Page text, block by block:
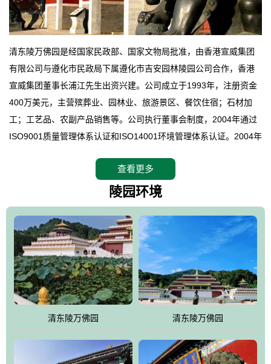
清东陵万佛园是经国家民政部、国家文物局批准，由香港宣威集团
有限公司与遵化市民政局下属遵化市吉安园林陵园公司合作，香港
宣威集团董事长浦江先生出资兴建。公司成立于1993年，注册资金
400万美元，主营殡葬业、园林业、旅游景区、餐饮住宿；石材加
工；工艺品、农副产品销售等。公司执行董事会制度，2004年通过
ISO9001质量管理体系认证和ISO14001环境管理体系认证。2004年
拥有4A级旅游区头衔的花园式陵园，园内建有四星级酒店一座。
万佛园位于遵化市境内，座落在世界文化遗产清东陵地形墙内，地
形绝佳，地理位置优越，交通便利。公司以“建设全国顶级人生后花
园、打造佛教精品旅游圣地”为目标，以海外归侨、国内外知名人士
的墓地安葬、祭祀吊亡并结合旅游参观构成其主要使用功能；以苍
郁绚丽、优雅宜人的园林景观构成其外部形象。通过墓园建设与造
园手法相结合的默契操作，建成一处特色鲜明、服务周全、环境优
美、民族风格突出，与周边文物古迹交相呼应的极具吸引力的花园
式园林。
万佛园工程一期占地448亩，目前完成投资近12亿元人民币，园区采
用全仿古式建筑，寻求与世界文化遗产地清东陵的和谐统一，在园
区建设中寻求陵园建设与景区建设的有机融合，充分发挥独一无二
查看更多
陵园环境
清东陵万佛园 清东陵万佛园